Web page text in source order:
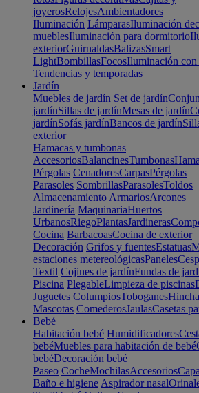
joyerosRelojesAmbientadores
Iluminación LámparasIluminación
mueblesIluminación para dormitorio
exteriorGuirnaldasBalizasSmart
LightBombillasFocosIluminación con
Tendencias y temporadas
Jardín
Muebles de jardín Set de jardín
jardínSillas de jardínMesas de jardín
jardínSofás jardínBancos de jardín
exterior
Hamacas y tumbonas
AccesoriosBalancinesTumbonas
Pérgolas CenadoresCarpasPérgolas
Parasoles SombrillasParasolesToldos
Almacenamiento ArmariosArcones
Jardinería MaquinariaHuertos
UrbanosRiegoPlantasJardineras
Cocina BarbacoasCocina de exterior
Decoración Grifos y fuentesEstatuas
estaciones metereológicasPaneles
Textil Cojines de jardínFundas de
Piscina PlegableLimpieza de piscinas
Juguetes ColumpiosToboganes
Mascotas ComederosJaulasCasetas
Bebé
Habitación bebé Humidificadores
bebéMuebles para habitación de bebé
bebéDecoración bebé
Paseo CocheMochilasAccesorios
Baño e higiene Aspirador nasal